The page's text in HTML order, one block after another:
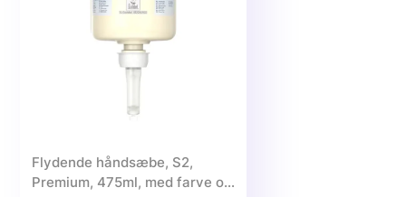
Flydende håndsæbe, S2,
Premium, 475ml, med farve og